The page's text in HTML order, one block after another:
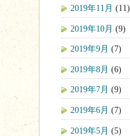
2019年11月 (11)
2019年10月 (9)
2019年9月 (7)
2019年8月 (6)
2019年7月 (9)
2019年6月 (7)
2019年5月 (5)